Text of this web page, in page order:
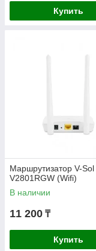
Купить
Маршрутизатор V-Sol
V2801RGW (Wifi)
В наличии
11 200 ₸
Купить